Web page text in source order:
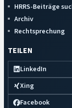
HRRS-Beiträge
Archiv
Rechtsprechung
TEILEN
LinkedIn
Xing
Facebook